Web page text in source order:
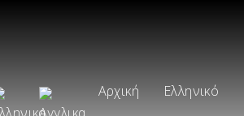
Αρχική Ελληνικό